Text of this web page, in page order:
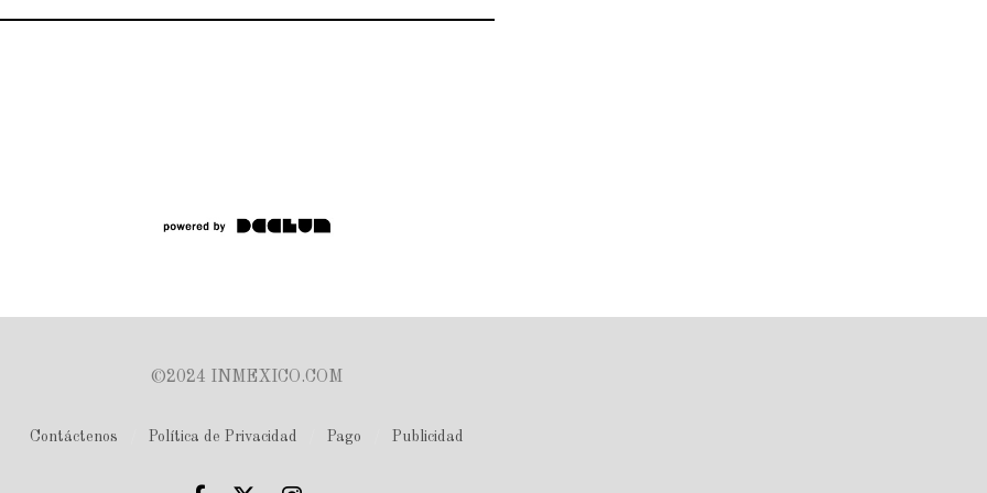
©2024 INMEXICO.COM
Contáctenos Política de Privacidad Pago Publicidad